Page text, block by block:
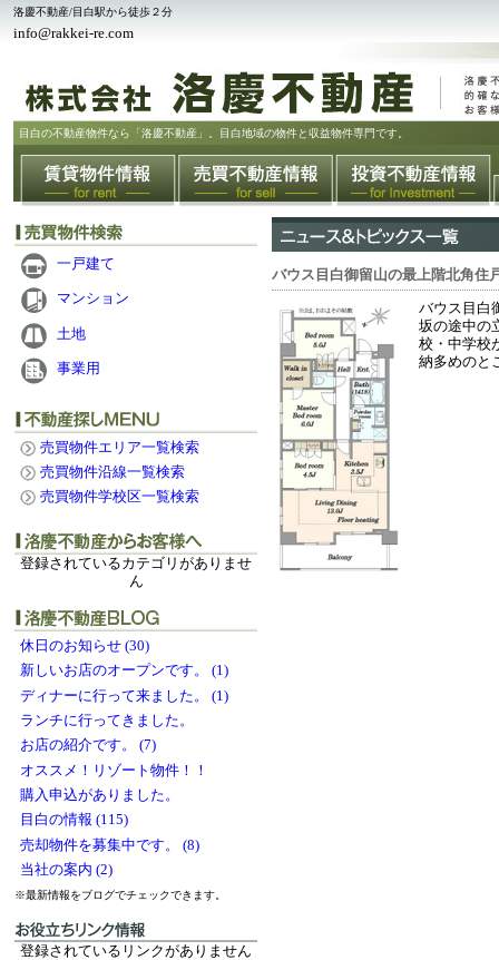
洛慶不動産/目白駅から徒歩２分
info@rakkei-re.com
目白の不動産物件なら「洛慶不動産」。目白地域の物件と収益物件専門です。
一戸建て
マンション
土地
事業用
売買物件エリア一覧検索
売買物件沿線一覧検索
売買物件学校区一覧検索
登録されているカテゴリがありませ
ん
休日のお知らせ (30)
新しいお店のオープンです。 (1)
ディナーに行って来ました。 (1)
ランチに行ってきました。
お店の紹介です。 (7)
オススメ！リゾート物件！！
購入申込がありました。
目白の情報 (115)
売却物件を募集中です。 (8)
当社の案内 (2)
※最新情報をブログでチェックできます。
登録されているリンクがありません
バウス目白御留山の最上階北角住
バウス目白
坂の途中の
校・中学校
納多めのと